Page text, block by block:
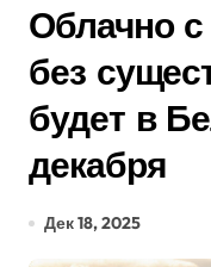
Облачно
без
будет в
декабря
Дек 18, 2025